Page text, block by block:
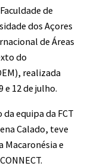
de
dos Açores
de Áreas
do
realizada
e 12 de julho.
equipa da FCT
Calado, teve
e